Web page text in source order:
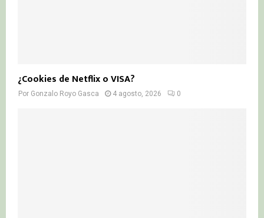
¿Cookies de Netflix o VISA?
Por Gonzalo Royo Gasca 4 agosto, 2026 0